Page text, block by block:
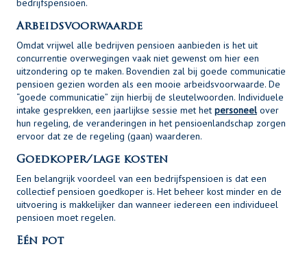
bedrijfspensioen.
Arbeidsvoorwaarde
Omdat vrijwel alle bedrijven pensioen aanbieden is het uit
concurrentie overwegingen vaak niet gewenst om hier een
uitzondering op te maken. Bovendien zal bij goede communicatie
pensioen gezien worden als een mooie arbeidsvoorwaarde. De
“goede communicatie” zijn hierbij de sleutelwoorden. Individuele
intake gesprekken, een jaarlijkse sessie met het personeelover
hun regeling, de veranderingen in het pensioenlandschap zorgen
ervoor dat ze de regeling (gaan) waarderen.
Goedkoper/lage kosten
Een belangrijk voordeel van een bedrijfspensioen is dat een
collectief pensioen goedkoper is. Het beheer kost minder en de
uitvoering is makkelijker dan wanneer iedereen een individueel
pensioen moet regelen.
Eén pot